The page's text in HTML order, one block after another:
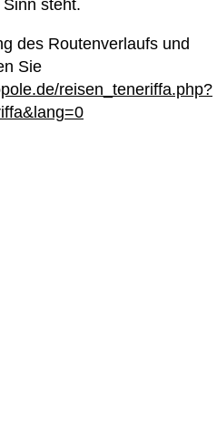
steht.
des Rou­ten­ver­laufs und
Sie
reisen_teneriffa.php?